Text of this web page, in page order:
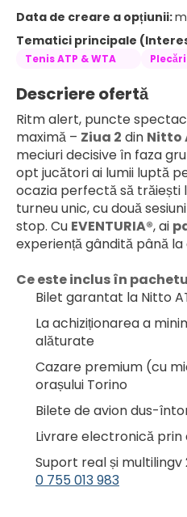
Data de creare a opțiunii:
Tematici principale
Tenis ATP & WTA
Descriere ofertă
Ritm alert, puncte
maximă – Ziua 2 din Nitto
meciuri decisive în faza
opt jucători ai lumii luptă
ocazia perfectă să
turneu unic, cu două
stop. Cu EVENTURIA®, ai
experiență gândită până
Ce este inclus în
Bilet garantat la Nitto
La achiziționarea a
alăturate
Cazare premium (cu
orașului Torino
Bilete de avion dus-
Livrare electronică prin
Suport real și
0 755 013 983